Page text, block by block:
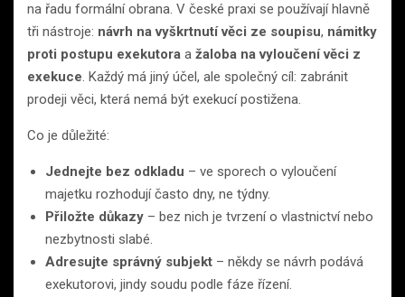
na řadu formální obrana. V české praxi se používají hlavně
tři nástroje: návrh na vyškrtnutí věci ze soupisu, námitky
proti postupu exekutora a žaloba na vyloučení věci z
exekuce. Každý má jiný účel, ale společný cíl: zabránit
prodeji věci, která nemá být exekucí postižena.
Co je důležité:
Jednejte bez odkladu – ve sporech o vyloučení
majetku rozhodují často dny, ne týdny.
Přiložte důkazy – bez nich je tvrzení o vlastnictví nebo
nezbytnosti slabé.
Adresujte správný subjekt – někdy se návrh podává
exekutorovi, jindy soudu podle fáze řízení.